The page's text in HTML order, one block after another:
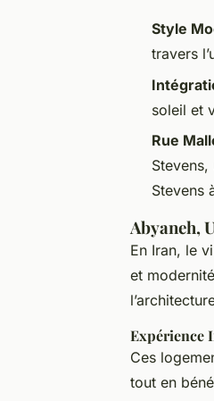
Style
travers
soleil et
Rue
Stevens
Abyaneh,
En Iran, le
et
Expérience
Ces
tout en